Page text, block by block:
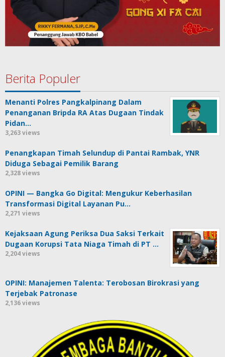
Berita Populer
Menanti Polres Pangkalpinang Dalam
Penanganan Bripda RA Atas Dugaan Tindak
Pidan…
3,263 views
Penangkapan Timah Selundup di Pantai Rambak, YNR
Diduga Sebagai Pemilik Barang
2,328 views
OPINI — Bangka Go Digital: Mengukur Keberhasilan
Transformasi Digital Layanan Pu…
2,271 views
Kejaksaan Agung Periksa Dua Saksi Terkait
Dugaan Korupsi Tata Niaga Timah di PT …
2,204 views
OPINI: Manajemen Talenta: Terobosan Birokrasi yang
Terjebak Patronase
2,136 views